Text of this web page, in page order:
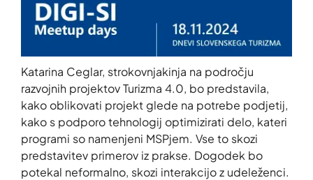
Katarina Ceglar, strokovnjakinja na področju
razvojnih projektov Turizma 4.0, bo predstavila,
kako oblikovati projekt glede na potrebe podjetij,
kako s podporo tehnologij optimizirati delo, kateri
programi so namenjeni MSPjem. Vse to skozi
predstavitev primerov iz prakse. Dogodek bo
potekal neformalno, skozi interakcijo z udeleženci.
About
Contact
Portfolio
R&D projects
HPC Center
News
Careers